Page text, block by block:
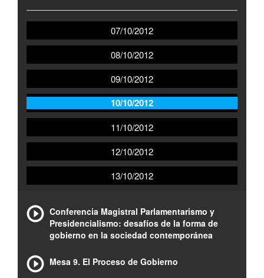
07/10/2012
08/10/2012
09/10/2012
10/10/2012
11/10/2012
12/10/2012
13/10/2012
Conferencia Magistral Parlamentarismo y
Presidencialismo: desafíos de la forma de
gobierno en la sociedad contemporánea
Mesa 9. El Proceso de Gobierno